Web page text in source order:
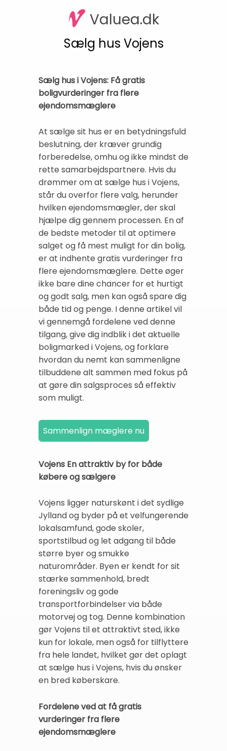
Valuea.dk
Sælg hus Vojens
Sælg hus i Vojens: Få gratis
boligvurderinger fra flere
ejendomsmæglere
At sælge sit hus er en betydningsfuld
beslutning, der kræver grundig
forberedelse, omhu og ikke mindst de
rette samarbejdspartnere. Hvis du
drømmer om at sælge hus i Vojens,
står du overfor flere valg, herunder
hvilken ejendomsmægler, der skal
hjælpe dig gennem processen. En af
de bedste metoder til at optimere
salget og få mest muligt for din bolig,
er at indhente gratis vurderinger fra
flere ejendomsmæglere. Dette øger
ikke bare dine chancer for et hurtigt
og godt salg, men kan også spare dig
både tid og penge. I denne artikel vil
vi gennemgå fordelene ved denne
tilgang, give dig indblik i det aktuelle
boligmarked i Vojens, og forklare
hvordan du nemt kan sammenligne
tilbuddene alt sammen med fokus på
at gøre din salgsproces så effektiv
som muligt.
Vojens En attraktiv by for både
købere og sælgere
Vojens ligger naturskønt i det sydlige
Jylland og byder på et velfungerende
lokalsamfund, gode skoler,
sportstilbud og let adgang til både
større byer og smukke
naturområder. Byen er kendt for sit
stærke sammenhold, bredt
foreningsliv og gode
transportforbindelser via både
motorvej og tog. Denne kombination
gør Vojens til et attraktivt sted, ikke
kun for lokale, men også for tilflyttere
fra hele landet, hvilket gør det oplagt
at sælge hus i Vojens, hvis du ønsker
en bred køberskare.
Fordelene ved at få gratis
vurderinger fra flere
ejendomsmæglere